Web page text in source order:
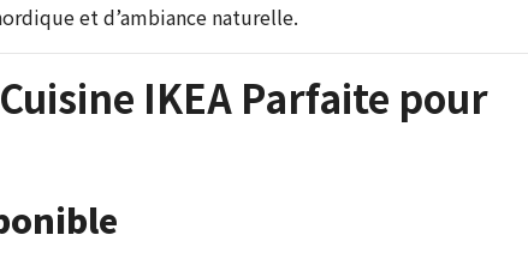
et d’ambiance naturelle.
IKEA Parfaite pour